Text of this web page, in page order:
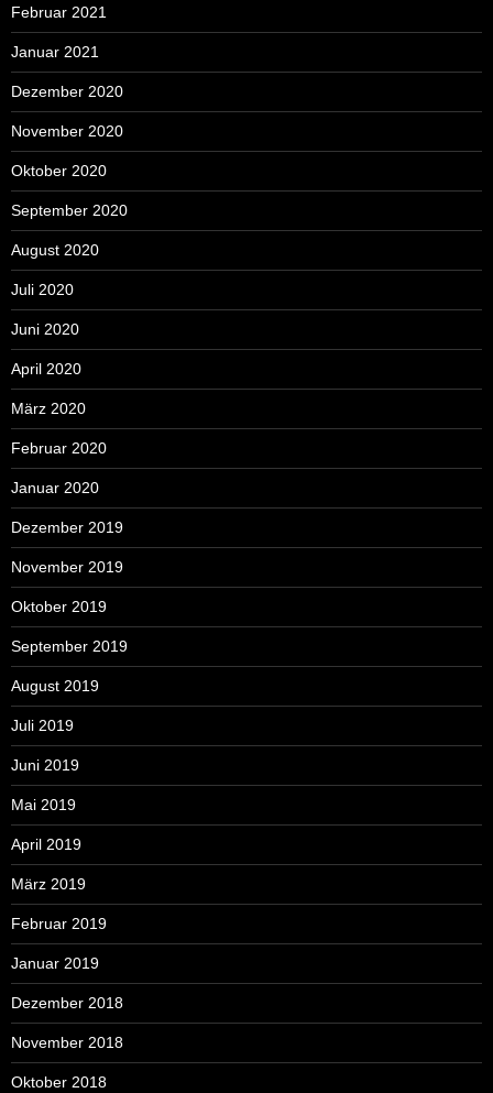
Februar 2021
Januar 2021
Dezember 2020
November 2020
Oktober 2020
September 2020
August 2020
Juli 2020
Juni 2020
April 2020
März 2020
Februar 2020
Januar 2020
Dezember 2019
November 2019
Oktober 2019
September 2019
August 2019
Juli 2019
Juni 2019
Mai 2019
April 2019
März 2019
Februar 2019
Januar 2019
Dezember 2018
November 2018
Oktober 2018